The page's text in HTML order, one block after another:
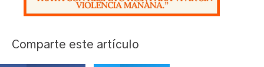
Comparte este artículo